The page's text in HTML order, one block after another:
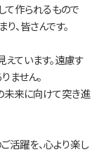
て作られるもので
、皆さんです。
ています。遠慮す
ません。
未来に向けて突き進
活躍を、心より楽し